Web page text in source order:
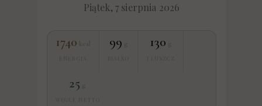
Piątek, 7 sierpnia 2026
1740 99 130
25